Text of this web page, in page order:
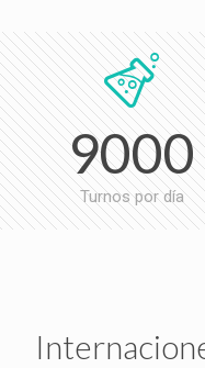
9000
Turnos por día